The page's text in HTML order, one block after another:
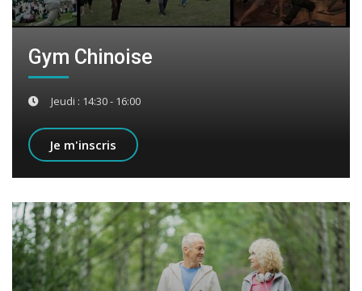
Gym Chinoise
Jeudi : 14:30 - 16:00
Je m'inscris